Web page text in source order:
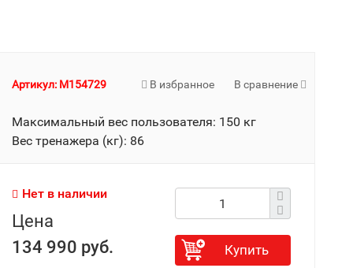
В избранное В сравнение
Артикул: M154729
Максимальный вес пользователя: 150 кг
Вес тренажера (кг): 86
Нет в наличии
Цена
134 990 руб.
Купить